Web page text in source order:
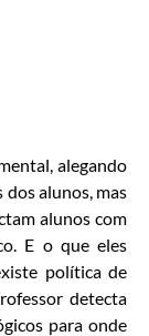
alegando
alunos, mas
alunos com
E o que eles
política de
detecta
para onde